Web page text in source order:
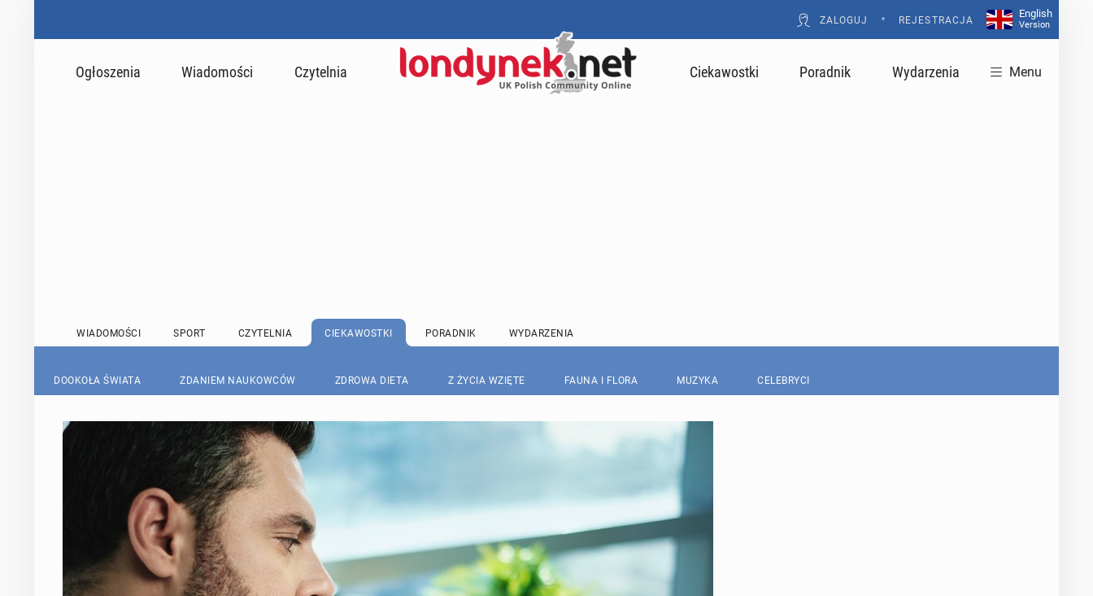
ZALOGUJ • REJESTRACJA
English
Version
Ogłoszenia Wiadomości Czytelnia Ciekawostki Poradnik Wydarzenia Menu
WIADOMOŚCI SPORT CZYTELNIA CIEKAWOSTKI PORADNIK WYDARZENIA
DOOKOŁA ŚWIATA ZDANIEM NAUKOWCÓW ZDROWA DIETA Z ŻYCIA WZIĘTE FAUNA I FLORA MUZYKA CELEBRYCI